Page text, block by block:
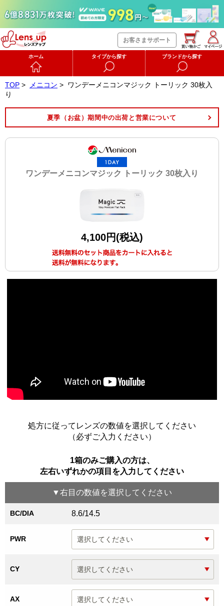
お客さまサポート
ホーム タイプから探す ブランドから探す
TOP > メニコン > ワンデーメニコンマジック トーリック 30枚入
り
夏季（お盆）期間中の出荷と営業について
ワンデーメニコンマジック トーリック 30枚入り
4,100円(税込)
処方に従ってレンズの数値を選択してください
（必ずご入力ください）
1箱のみご購入の方は、
左右いずれかの項目を入力してください
▼右目 の数値を選択してください
BC/DIA 8.6/14.5
PWR
CY
AX